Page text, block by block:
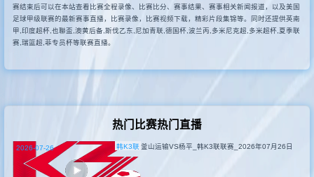
赛结束后可以在本站查看比赛全程录像、比赛比分、赛事结果、赛事相关新闻报道，以及美国
足球甲级联赛的最新赛事直播，比赛录像，比赛视频下载，精彩片段集锦等。同时还提供英南
甲,印度超杯,也聯盃,澳黄后备,斯伐乙东,尼加青联,德国杯,波兰丙,多米尼克超,多米超杯,夏季联
赛,瑞篮超,菲专员杯等联赛直播。
热门比赛热门直播
韩K3联
2026-07-26 釜山运输VS杨平_韩K3联联赛_2026年07月26日